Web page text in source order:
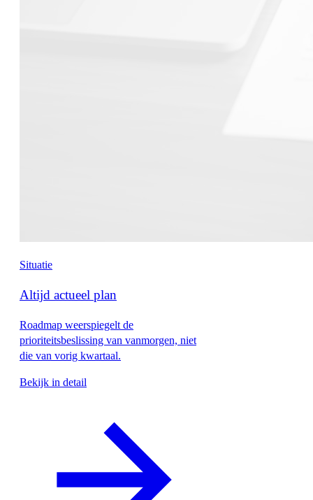
Situatie
Altijd actueel plan
Roadmap weerspiegelt de
prioriteitsbeslissing van vanmorgen, niet
die van vorig kwartaal.
Bekijk in detail